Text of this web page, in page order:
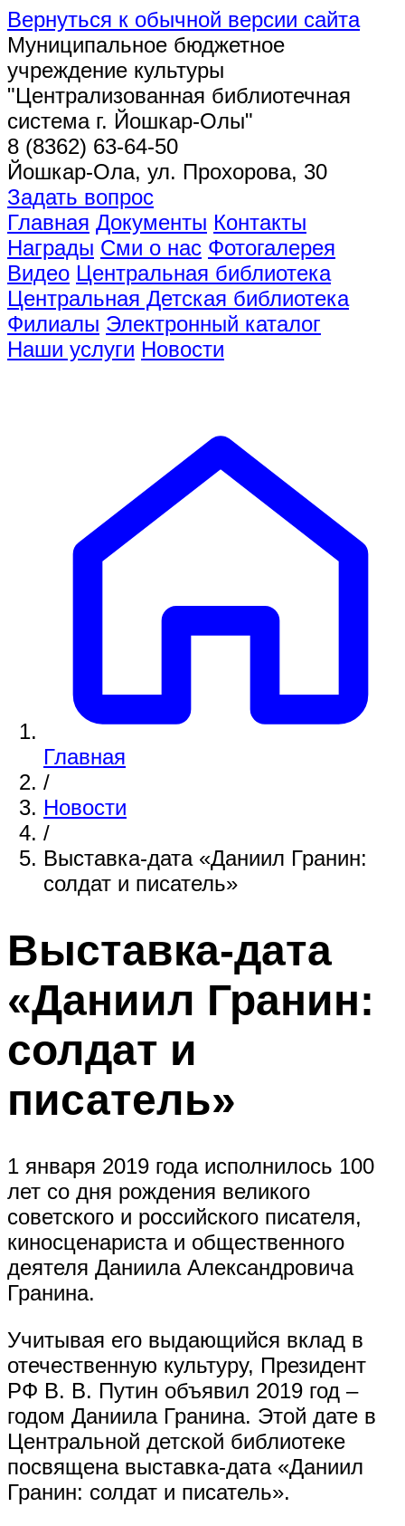
Вернуться к обычной версии сайта
Муниципальное бюджетное
учреждение культуры
"Централизованная библиотечная
система г. Йошкар-Олы"
8 (8362) 63-64-50
Йошкар-Ола, ул. Прохорова, 30
Задать вопрос
Главная Документы Контакты
Награды Сми о нас Фотогалерея
Видео Центральная библиотека
Центральная Детская библиотека
Филиалы Электронный каталог
Наши услуги Новости
Главная
/
Новости
/
Выставка-дата «Даниил Гранин:
солдат и писатель»
Выставка-дата
«Даниил Гранин:
солдат и
писатель»
1 января 2019 года исполнилось 100
лет со дня рождения великого
советского и российского писателя,
киносценариста и общественного
деятеля Даниила Александровича
Гранина.
Учитывая его выдающийся вклад в
отечественную культуру, Президент
РФ В. В. Путин объявил 2019 год –
годом Даниила Гранина. Этой дате в
Центральной детской библиотеке
посвящена выставка-дата «Даниил
Гранин: солдат и писатель».